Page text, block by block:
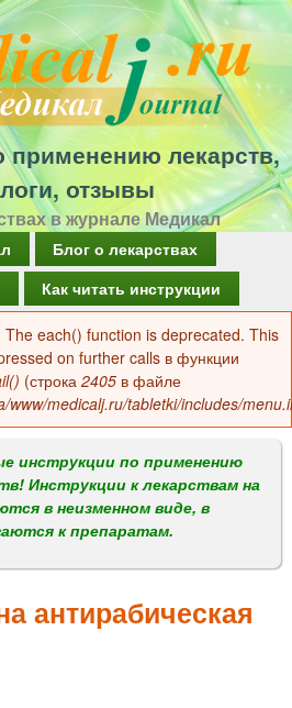
применению лекарств,
отзывы
в журнале Медикал
Блог о лекарствах
Как читать инструкции
The each() function is deprecated. This
on further calls в функции
(строка 2405 в файле
www/medicalj.ru/tabletki/includes/
инструкции по применению
Инструкции к лекарствам на
в неизменном виде, в
к препаратам.
антирабическая